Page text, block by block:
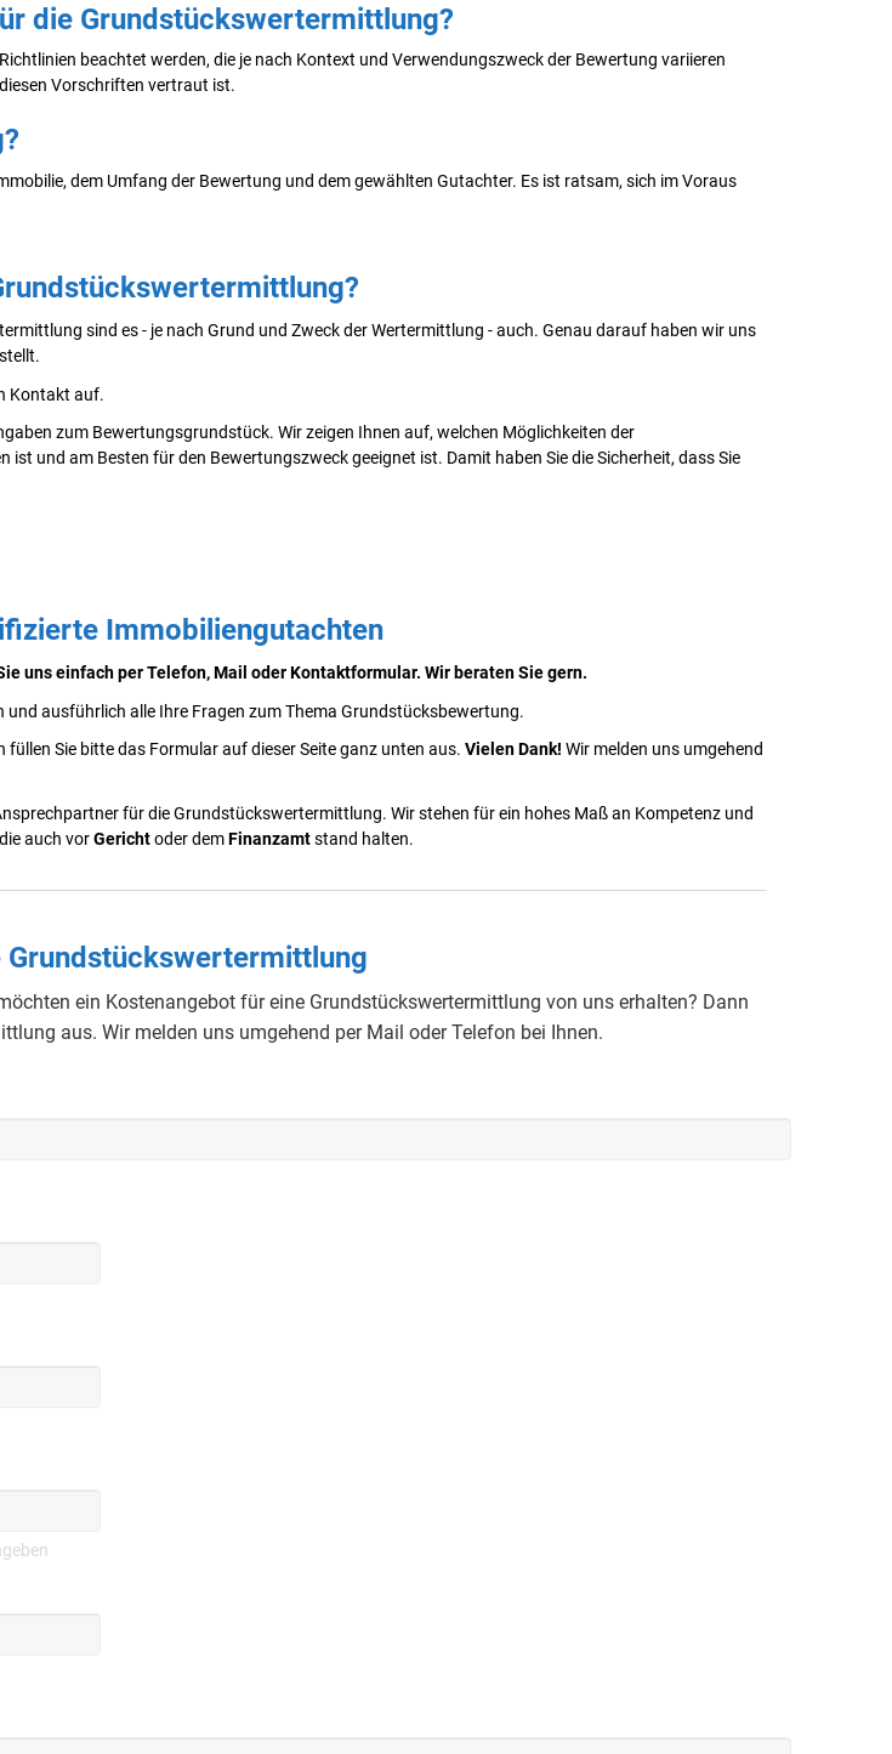
die Grundstückswertermittlung?
beachtet werden, die je nach Kontext und Verwendungszweck der Bewertung variieren
Vorschriften vertraut ist.
dem Umfang der Bewertung und dem gewählten Gutachter. Es ist ratsam, sich im Voraus
sind es - je nach Grund und Zweck der Wertermittlung - auch. Genau darauf haben wir uns
Kontakt auf.
zum Bewertungsgrundstück. Wir zeigen Ihnen auf, welchen Möglichkeiten der
und am Besten für den Bewertungszweck geeignet ist. Damit haben Sie die Sicherheit, dass Sie
Immobiliengutachten
uns einfach per Telefon, Mail oder Kontaktformular. Wir beraten Sie gern.
und ausführlich alle Ihre Fragen zum Thema Grundstücksbewertung.
Sie bitte das Formular auf dieser Seite ganz unten aus. Vielen Dank! Wir melden uns umgehend
für die Grundstückswertermittlung. Wir stehen für ein hohes Maß an Kompetenz und
auch vorGerichtoder demFinanzamtstand halten.
ein Kostenangebot für eine Grundstückswertermittlung von uns erhalten? Dann
aus. Wir melden uns umgehend per Mail oder Telefon bei Ihnen.